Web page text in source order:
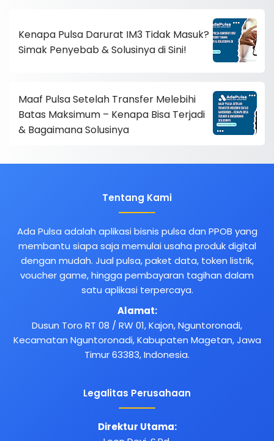
Kenapa Pulsa Darurat IM3 Tidak Masuk?
Simak Penyebab & Solusinya di Sini!
Maaf Pulsa Setelah Transfer Melebihi
Batas Maksimum – Kenapa Bisa Terjadi
& Bagaimana Solusinya
Tentang Kami
Ada Pulsa adalah aplikasi bisnis pulsa dan PPOB yang
membantu siapa saja memulai usaha produk digital
dengan mudah. Jual pulsa, paket data, token listrik,
voucher game, hingga pembayaran tagihan dalam
satu aplikasi terpercaya.
Alamat:
Dusun Toro RT 08 / RW 01, Kajon, Nguntoronadi,
Kecamatan Nguntoronadi, Kabupaten Magetan, Jawa
Timur 63383, Indonesia.
Legalitas Perusahaan
Direktur Utama: